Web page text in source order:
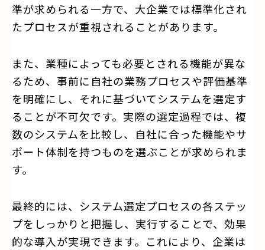
準が求められる一方で、大企業では標準化され
たプロセスが重視されることがあります。
また、業種によっても必要とされる機能が異な
るため、事前に自社の業務プロセスや評価基準
を明確にし、それに基づいてシステムを選定す
ることが不可欠です。実際の選定過程では、複
数のシステムを比較し、自社に合った機能やサ
ポート体制を持つものを選ぶことが求められま
す。
最終的には、システム選定プロセスの各ステッ
プをしっかりと把握し、実行することで、効果
的な導入が実現できます。これにより、企業は